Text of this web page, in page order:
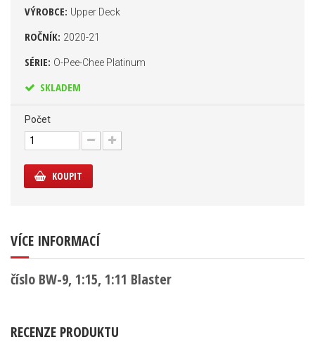
VÝROBCE: Upper Deck
ROČNÍK: 2020-21
SÉRIE: O-Pee-Chee Platinum
SKLADEM
Počet
KOUPIT
VÍCE INFORMACÍ
číslo BW-9, 1:15, 1:11 Blaster
RECENZE PRODUKTU